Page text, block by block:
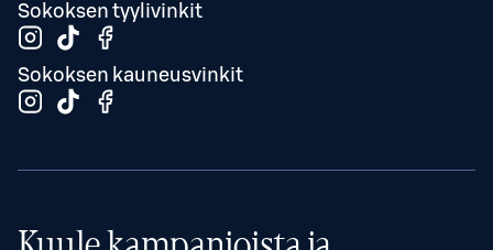
Sokoksen tyylivinkit
Sokoksen kauneusvinkit